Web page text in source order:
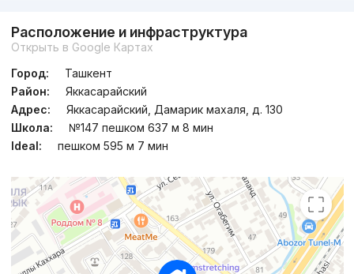
Расположение и инфраструктура
Открыть в Google Картах
Город:
Ташкент
Район:
Яккасарайский
Адрес:
Яккасарайский, Дамарик махаля, д. 130
Школа:
№147 пешком 637 м 8 мин
Ideal:
пешком 595 м 7 мин